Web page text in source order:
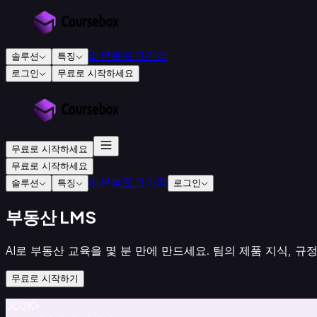
솔루션 특징 리뷰블로그가격
로그인 무료로 시작하세요
훈
련
용
교
기
인
교
육
무료로 시작하세요
무료로 시작하세요
솔루션
특징 리뷰블로그가격 로그인
부동산 LMS
AI로 부동산 교육을 몇 분 만에 만드세요. 팀의 제품 지식, 규
무료로 시작하기